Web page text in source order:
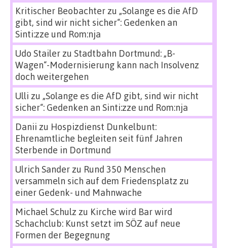
Kritischer Beobachterzu „Solange es die AfD
gibt, sind wir nicht sicher“: Gedenken an
Sinti:zze und Rom:nja
Udo Stailerzu Stadtbahn Dortmund: „B-
Wagen“-Modernisierung kann nach Insolvenz
doch weitergehen
Ulli zu „Solange es die AfD gibt, sind wir nicht
sicher“: Gedenken an Sinti:zze und Rom:nja
Danii zu Hospizdienst Dunkelbunt:
Ehrenamtliche begleiten seit fünf Jahren
Sterbende in Dortmund
Ulrich Sanderzu Rund 350 Menschen
versammeln sich auf dem Friedensplatz zu
einer Gedenk- und Mahnwache
Michael Schulz zu Kirche wird Bar wird
Schachclub: Kunst setzt im SÖZ auf neue
Formen der Begegnung